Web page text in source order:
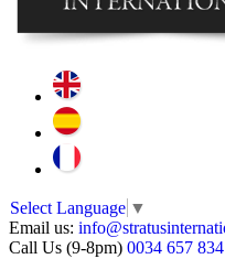
Select Language ▼
Email us:
Call Us (9-8pm) 0034 657